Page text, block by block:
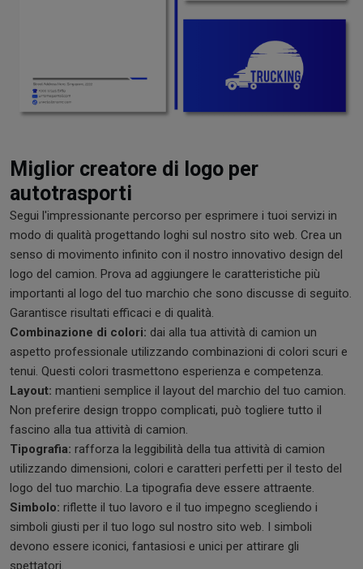
Miglior creatore di logo per
autotrasporti
Segui l'impressionante percorso per esprimere i tuoi servizi in
modo di qualità progettando loghi sul nostro sito web. Crea un
senso di movimento infinito con il nostro innovativo design del
logo del camion. Prova ad aggiungere le caratteristiche più
importanti al logo del tuo marchio che sono discusse di seguito.
Garantisce risultati efficaci e di qualità.
Combinazione di colori: dai alla tua attività di camion un
aspetto professionale utilizzando combinazioni di colori scuri e
tenui. Questi colori trasmettono esperienza e competenza.
Layout: mantieni semplice il layout del marchio del tuo camion.
Non preferire design troppo complicati, può togliere tutto il
fascino alla tua attività di camion.
Tipografia: rafforza la leggibilità della tua attività di camion
utilizzando dimensioni, colori e caratteri perfetti per il testo del
logo del tuo marchio. La tipografia deve essere attraente.
Simbolo: riflette il tuo lavoro e il tuo impegno scegliendo i
simboli giusti per il tuo logo sul nostro sito web. I simboli
devono essere iconici, fantasiosi e unici per attirare gli
spettatori.